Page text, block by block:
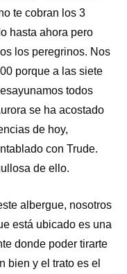
te cobran los 3
hasta ahora pero
los peregrinos. Nos
porque a las siete
todos
se ha acostado
de hoy,
con Trude.
de ello.
albergue, nosotros
está ubicado es una
donde poder tirarte
bien y el trato es el